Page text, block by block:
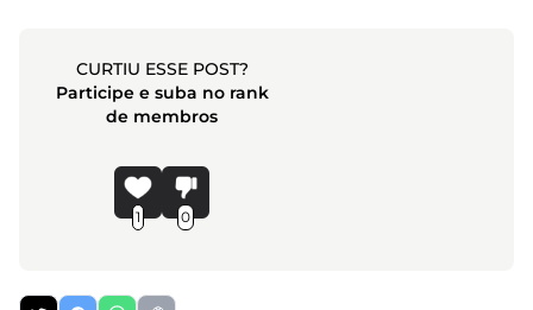
CURTIU ESSE POST?
Participe e suba no rank
de membros
1 0